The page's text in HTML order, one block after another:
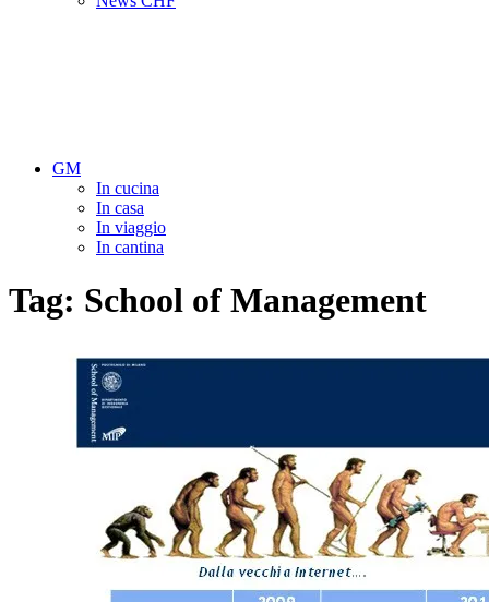
GM
In cucina
In casa
In viaggio
In cantina
Tag: School of Management